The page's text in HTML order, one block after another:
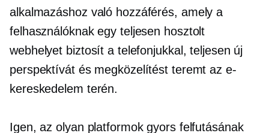
alkalmazáshoz való hozzáférés, amely a
felhasználóknak egy teljesen hosztolt
webhelyet biztosít a telefonjukkal, teljesen új
perspektívát és megközelítést teremt az e-
kereskedelem terén.
Igen, az olyan platformok gyors felfutásának